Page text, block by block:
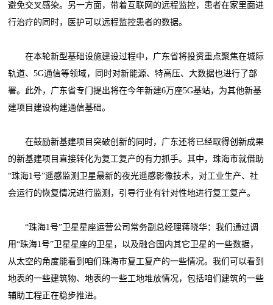
避免交叉感染。另一方面，带着互联网的远程监控，患者在家里面进
行治疗的同时，医护可以远程监控患者的数据。
在本轮新型基础设施建设过程中，广东省将投资重点聚焦在城际
轨道、5G通信等领域，同时对新能源、特高压、大数据也进行了部
署。此外，广东省专门提出将在今年新建6万座5G基站，为其他新基
建项目建设构建通信基础。
在鼓励新基建项目突破创新的同时，广东还将已经取得创新成果
的新基建项目直接转化为复工复产的有力抓手。其中，珠海市就借助
“珠海1号”遥感监测卫星最新的夜光遥感影像技术，对工业生产、社
会运行的恢复情况进行监测，引导行业有针对性地进行复工复产。
“珠海1号”卫星星座运营公司常务副总经理蒋晓华：我们通过调
用“珠海1号”卫星星座的卫星，以及融合国内其它卫星的一些数据，
从太空的角度能看到咱们珠海市复工复产的一些情况。我们可以看到
地表的一些建筑物、地表的一些工地堆放情况，包括咱们建筑的一些
辅助工程正在稳步推进。